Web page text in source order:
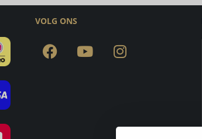
VOLG ONS